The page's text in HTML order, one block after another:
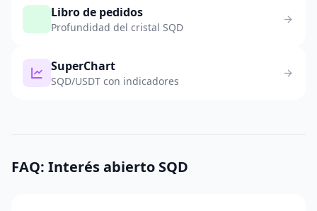
Libro de pedidos
Profundidad del cristal SQD
SuperChart
SQD/USDT con indicadores
FAQ: Interés abierto SQD